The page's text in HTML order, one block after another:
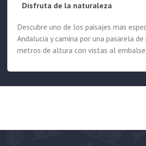
Disfruta de la naturaleza
Descubre uno de los paisajes mas
Andalucia y camina por una pasarela
metros de altura con vistas al